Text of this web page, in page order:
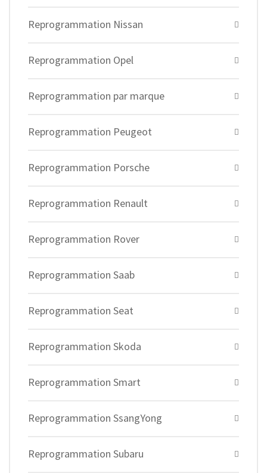
Reprogrammation Nissan
Reprogrammation Opel
Reprogrammation par marque
Reprogrammation Peugeot
Reprogrammation Porsche
Reprogrammation Renault
Reprogrammation Rover
Reprogrammation Saab
Reprogrammation Seat
Reprogrammation Skoda
Reprogrammation Smart
Reprogrammation SsangYong
Reprogrammation Subaru